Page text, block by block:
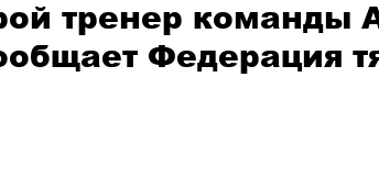
тренер команды
Федерация